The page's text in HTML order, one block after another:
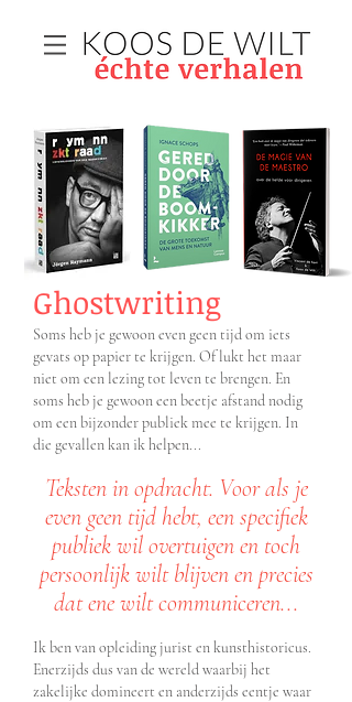
Ghostwriting
Soms heb je gewooneven geen tijd om iets
gevats op papier te krijgen. Of lukt het maar
niet om een lezing tot leven te brengen. En
soms heb je gewoon een beetje afstand nodig
om een bijzonderpubliek mee te krijgen. In
die gevallen kan ik helpen...
Teksten in opdracht. Voor als je
even geen tijd hebt, een specifiek
publiek wil overtuigen en toch
persoonlijk wilt blijven en precies
dat ene wilt communiceren...
Ik ben van opleiding jurist en kunsthistoricus.
Enerzijds dus van de wereld waarbij het
zakelijke domineert en anderzijds eentje waar